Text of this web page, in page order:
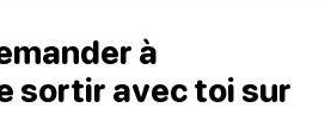
à
sortir avec toi sur